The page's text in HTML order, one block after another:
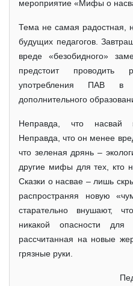
мероприятие «Мифы о
Тема не самая радостная,
будущих педагогов.
вреде «безобидного»
предстоит проводить
употребления ПАВ в
дополнительного
Неправда, что насвай
Неправда, что он менее
что зеленая дрянь –
другие мифы для тех, кто
Сказки о насвае – лишь
распространяя новую
старательно внушают,
никакой опасности
рассчитанная на новые
грязные руки.